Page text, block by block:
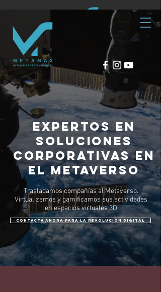
expertos en
soluciones
corporativas en
el metaverso
Trasladamos compañías al Metaverso.
Virtualizamos y gamificamos sus actividades
en espacios virtuales 3D
Contacta ahora para la revolución digital